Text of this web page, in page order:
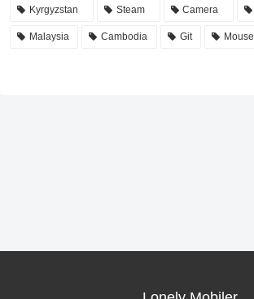
Kyrgyzstan Steam Camera
Malaysia Cambodia Git Mouse